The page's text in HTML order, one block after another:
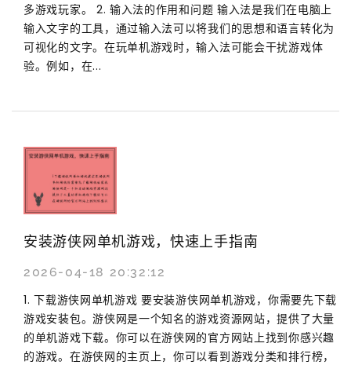
多游戏玩家。 2. 输入法的作用和问题 输入法是我们在电脑上
输入文字的工具，通过输入法可以将我们的思想和语言转化为
可视化的文字。在玩单机游戏时，输入法可能会干扰游戏体
验。例如，在...
安装游侠网单机游戏，快速上手指南
2026-04-18 20:32:12
1. 下载游侠网单机游戏 要安装游侠网单机游戏，你需要先下载
游戏安装包。游侠网是一个知名的游戏资源网站，提供了大量
的单机游戏下载。你可以在游侠网的官方网站上找到你感兴趣
的游戏。在游侠网的主页上，你可以看到游戏分类和排行榜，